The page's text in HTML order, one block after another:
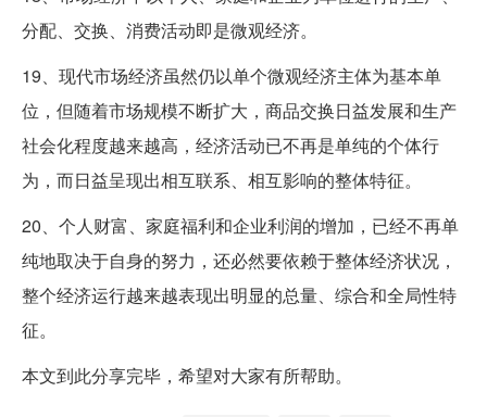
分配、交换、消费活动即是微观经济。
19、现代市场经济虽然仍以单个微观经济主体为基本单
位，但随着市场规模不断扩大，商品交换日益发展和生产
社会化程度越来越高，经济活动已不再是单纯的个体行
为，而日益呈现出相互联系、相互影响的整体特征。
20、个人财富、家庭福利和企业利润的增加，已经不再单
纯地取决于自身的努力，还必然要依赖于整体经济状况，
整个经济运行越来越表现出明显的总量、综合和全局性特
征。
本文到此分享完毕，希望对大家有所帮助。